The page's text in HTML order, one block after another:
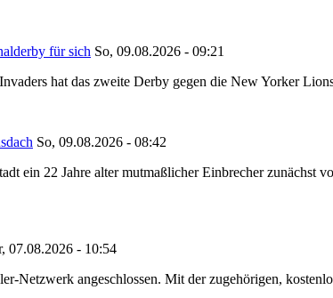
für sich So, 09.08.2026 - 09:21
hat das zweite Derby gegen die New Yorker
So, 09.08.2026 - 08:42
ein 22 Jahre alter mutmaßlicher Einbrecher
07.08.2026 - 10:54
Netzwerk angeschlossen. Mit der zugehörigen,